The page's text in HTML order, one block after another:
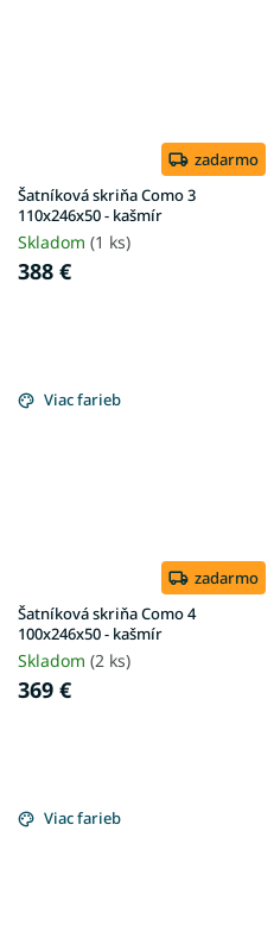
zadarmo
Šatníková skriňa Como 3
110x246x50 - kašmír
Skladom (1 ks)
388 €
Viac farieb
zadarmo
Šatníková skriňa Como 4
100x246x50 - kašmír
Skladom (2 ks)
369 €
Viac farieb